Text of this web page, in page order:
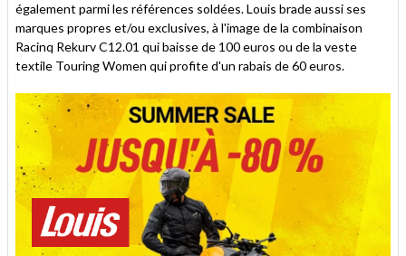
également parmi les références soldées. Louis brade aussi ses
marques propres et/ou exclusives, à l'image de la combinaison
Racinq Rekurv C12.01 qui baisse de 100 euros ou de la veste
textile Touring Women qui profite d'un rabais de 60 euros.